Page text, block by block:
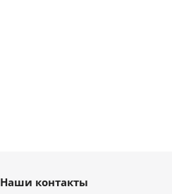
Наши контакты